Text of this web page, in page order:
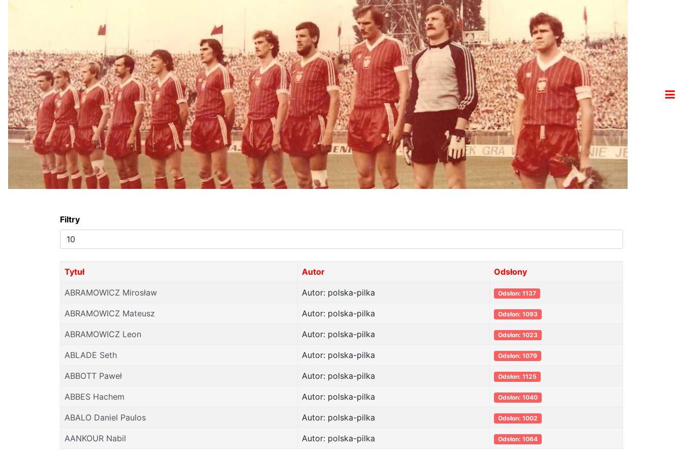
Filtry
Pokaż
#
Tytuł Autor Odsłony
ABRAMOWICZ Mirosław Autor: polska-pilka Odsłon: 1137
ABRAMOWICZ Mateusz Autor: polska-pilka Odsłon: 1093
ABRAMOWICZ Leon Autor: polska-pilka Odsłon: 1023
ABLADE Seth Autor: polska-pilka Odsłon: 1079
ABBOTT Paweł Autor: polska-pilka Odsłon: 1125
ABBES Hachem Autor: polska-pilka Odsłon: 1040
ABALO Daniel Paulos Autor: polska-pilka Odsłon: 1002
AANKOUR Nabil Autor: polska-pilka Odsłon: 1064